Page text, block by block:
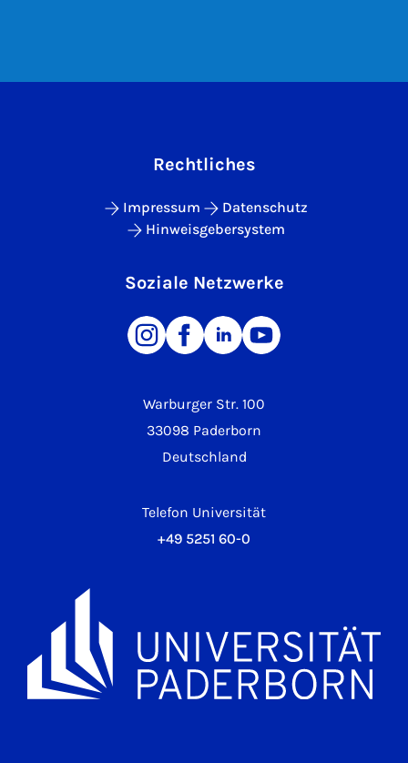
Warburger Str. 100
33098 Paderborn
Deutschland
Telefon Universität
+49 5251 60-0
Rechtliches
Impressum
Datenschutz
Hinweisgebersystem
Soziale Netzwerke